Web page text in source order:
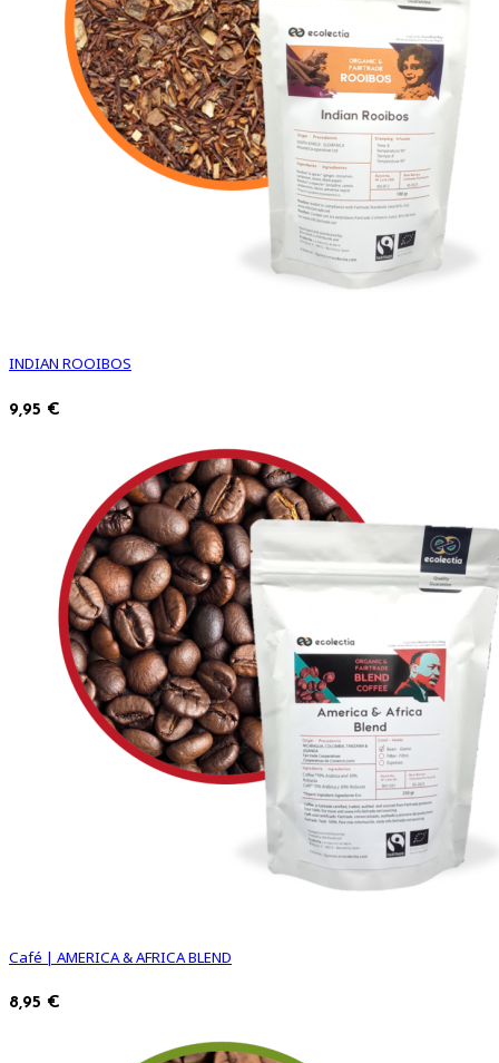
INDIAN ROOIBOS
9,95 €
Café | AMERICA & AFRICA BLEND
8,95 €